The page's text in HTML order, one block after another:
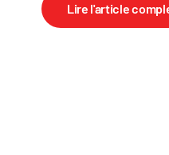
Lire l'article